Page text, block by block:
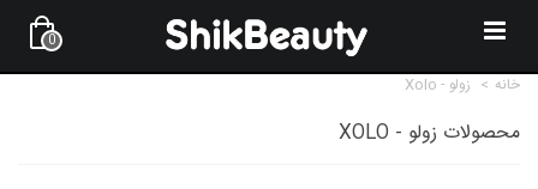
0
خانه > زولو - Xolo
محصولات زولو - XOLO